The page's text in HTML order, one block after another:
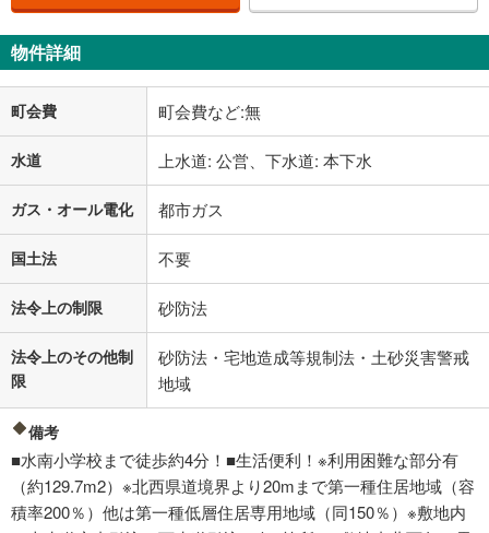
物件詳細
町会費 町会費など:無
水道 上水道: 公営、下水道: 本下水
ガス・オール電化 都市ガス
国土法 不要
法令上の制限 砂防法
法令上のその他制
限
砂防法・宅地造成等規制法・土砂災害警戒
地域
備考
■水南小学校まで徒歩約4分！■生活便利！※利用困難な部分有
（約129.7m2）※北西県道境界より20mまで第一種住居地域（容
積率200％）他は第一種低層住居専用地域（同150％）※敷地内